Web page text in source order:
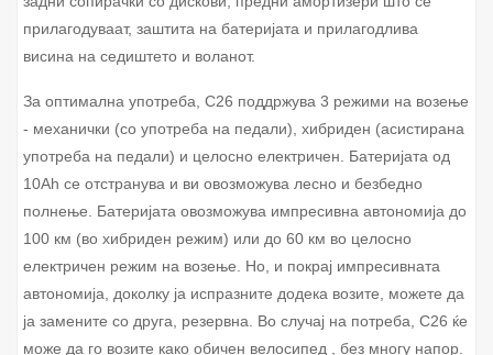
прилагодуваат, заштита на батеријата и прилагодлива
висина на седиштето и воланот.
За оптимална употреба, C26 поддржува 3 режими на возење
- механички (со употреба на педали), хибриден (асистирана
употреба на педали) и целосно електричен. Батеријата од
10Аh се отстранува и ви овозможува лесно и безбедно
полнење. Батеријата овозможува импресивна автономија до
100 км (во хибриден режим) или до 60 км во целосно
електричен режим на возење. Но, и покрај импресивната
автономија, доколку ја испразните додека возите, можете да
ја замените со друга, резервна. Во случај на потреба, C26 ќе
може да го возите како обичен велосипед , без многу напор.